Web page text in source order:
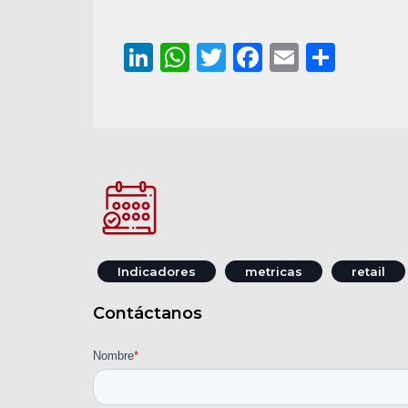
LinkedIn
WhatsApp
Twitter
Facebook
Email
Indicadores metricas retail
Contáctanos